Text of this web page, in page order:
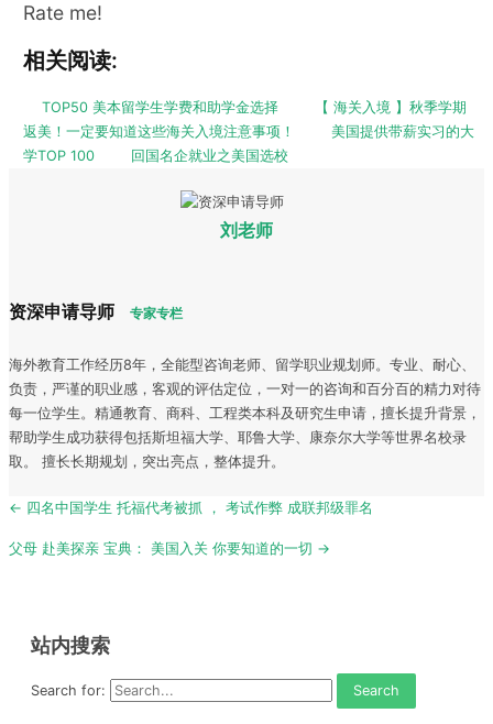
Rate me!
相关阅读:
TOP50 美本留学生学费和助学金选择
【 海关入境 】秋季学期
返美！一定要知道这些海关入境注意事项！
美国提供带薪实习的大
学TOP 100
回国名企就业之美国选校
刘老师
资深申请导师 专家专栏
海外教育工作经历8年，全能型咨询老师、留学职业规划师。专业、耐心、
负责，严谨的职业感，客观的评估定位，一对一的咨询和百分百的精力对待
每一位学生。精通教育、商科、工程类本科及研究生申请，擅长提升背景，
帮助学生成功获得包括斯坦福大学、耶鲁大学、康奈尔大学等世界名校录
取。 擅长长期规划，突出亮点，整体提升。
Post
← 四名中国学生 托福代考被抓 ， 考试作弊 成联邦级罪名
父母 赴美探亲 宝典： 美国入关 你要知道的一切 →
站内搜索
Search for: